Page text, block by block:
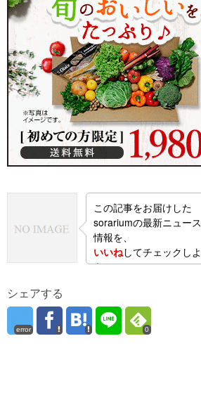
この記事をお届けした
sorariumの最新ニュース
情報を、
いいねしてチェックしよ
う！
シェアする
error 0